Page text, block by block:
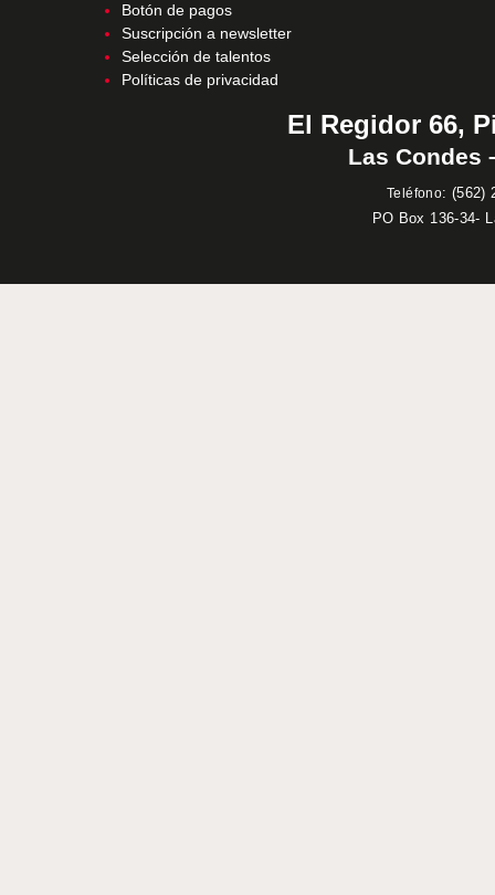
Botón de pagos
Suscripción a newsletter
Selección de talentos
Políticas de privacidad
El Regidor 66,
Las Condes
Teléfono: (562)
PO Box 136-34-